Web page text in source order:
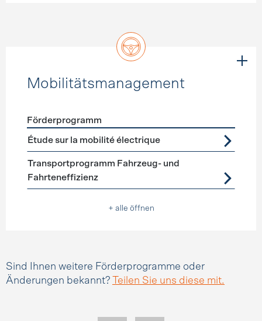
Mobilitätsmanagement
Förderprogramme Mobilitätsmanagement
Förderprogramm
Étude sur la mobilité électrique
Transportprogramm Fahrzeug- und
Fahrteneffizienz
+ alle öffnen
Sind Ihnen weitere Förderprogramme oder
Änderungen bekannt?
Teilen Sie uns diese mit.